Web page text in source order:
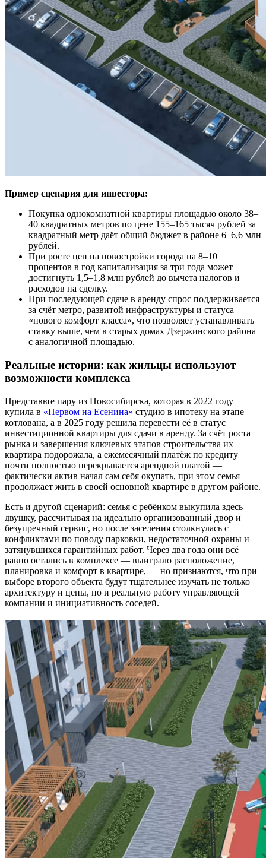
Пример сценария для инвестора:
Покупка однокомнатной квартиры площадью около 38–
40 квадратных метров по цене 155–165 тысяч рублей за
квадратный метр даёт общий бюджет в районе 6–6,6 млн
рублей.
При росте цен на новостройки города на 8–10
процентов в год капитализация за три года может
достигнуть 1,5–1,8 млн рублей до вычета налогов и
расходов на сделку.
При последующей сдаче в аренду спрос поддерживается
за счёт метро, развитой инфраструктуры и статуса
«нового комфорт класса», что позволяет устанавливать
ставку выше, чем в старых домах Дзержинского района
с аналогичной площадью.
Реальные истории: как жильцы используют
возможности комплекса
Представьте пару из Новосибирска, которая в 2022 году
купила в «Первом на Есенина» студию в ипотеку на этапе
котлована, а в 2025 году решила перевести её в статус
инвестиционной квартиры для сдачи в аренду. За счёт роста
рынка и завершения ключевых этапов строительства их
квартира подорожала, а ежемесячный платёж по кредиту
почти полностью перекрывается арендной платой —
фактически актив начал сам себя окупать, при этом семья
продолжает жить в своей основной квартире в другом районе.
Есть и другой сценарий: семья с ребёнком выкупила здесь
двушку, рассчитывая на идеально организованный двор и
безупречный сервис, но после заселения столкнулась с
конфликтами по поводу парковки, недостаточной охраны и
затянувшихся гарантийных работ. Через два года они всё
равно остались в комплексе — выиграло расположение,
планировка и комфорт в квартире, — но признаются, что при
выборе второго объекта будут тщательнее изучать не только
архитектуру и цены, но и реальную работу управляющей
компании и инициативность соседей.